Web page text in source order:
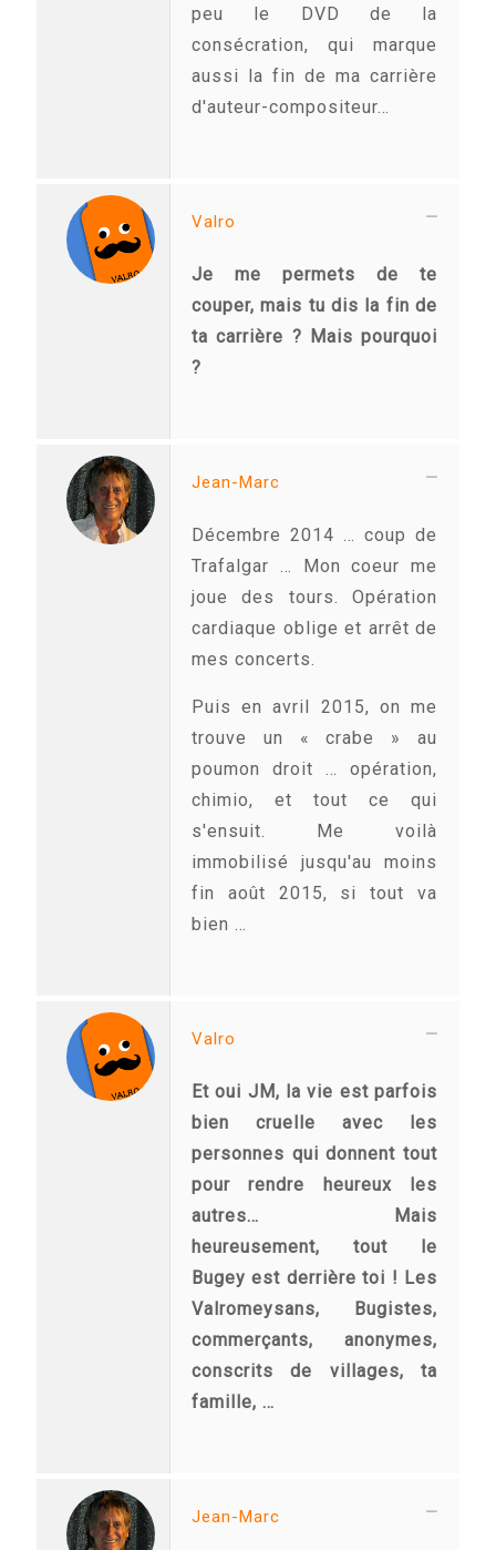
peu le DVD de la
consécration, qui marque
aussi la fin de ma carrière
d'auteur-compositeur…
Valro
Je me permets de te
couper, mais tu dis la fin de
ta carrière ? Mais pourquoi
?
Jean-Marc
Décembre 2014 … coup de
Trafalgar … Mon coeur me
joue des tours. Opération
cardiaque oblige et arrêt de
mes concerts.
Puis en avril 2015, on me
trouve un « crabe » au
poumon droit … opération,
chimio, et tout ce qui
s'ensuit. Me voilà
immobilisé jusqu'au moins
fin août 2015, si tout va
bien …
Valro
Et oui JM, la vie est parfois
bien cruelle avec les
personnes qui donnent tout
pour rendre heureux les
autres… Mais
heureusement, tout le
Bugey est derrière toi ! Les
Valromeysans, Bugistes,
commerçants, anonymes,
conscrits de villages, ta
famille, …
Jean-Marc